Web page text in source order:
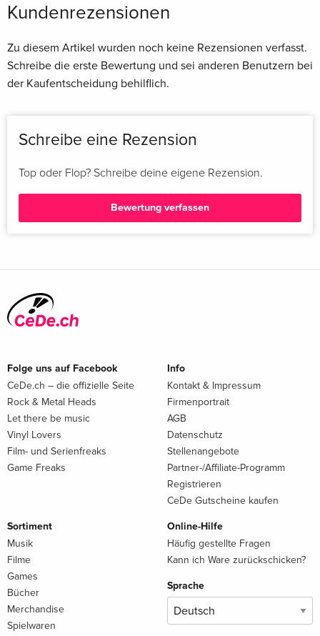
Kundenrezensionen
Zu diesem Artikel wurden noch keine Rezensionen verfasst.
Schreibe die erste Bewertung und sei anderen Benutzern bei
der Kaufentscheidung behilflich.
Schreibe eine Rezension
Top oder Flop? Schreibe deine eigene Rezension.
Bewertung verfassen
Folge uns auf Facebook
CeDe.ch – die offizielle Seite
Rock & Metal Heads
Let there be music
Vinyl Lovers
Film- und Serienfreaks
Game Freaks
Info
Kontakt & Impressum
Firmenportrait
AGB
Datenschutz
Stellenangebote
Partner-/Affiliate-Programm
Registrieren
CeDe Gutscheine kaufen
Sortiment
Musik
Filme
Games
Bücher
Merchandise
Spielwaren
Online-Hilfe
Häufig gestellte Fragen
Kann ich Ware zurückschicken?
Sprache